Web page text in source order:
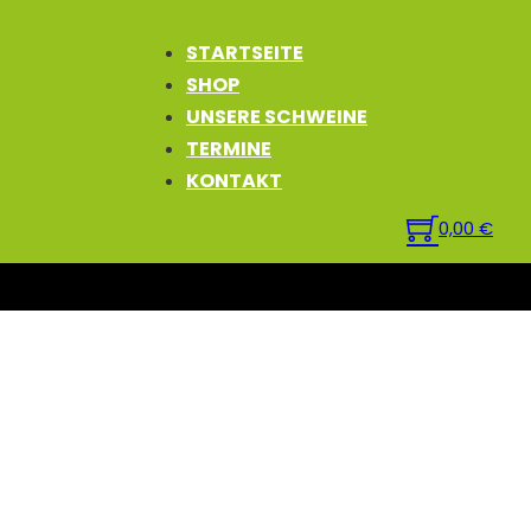
STARTSEITE
SHOP
UNSERE SCHWEINE
TERMINE
KONTAKT
0,00 €